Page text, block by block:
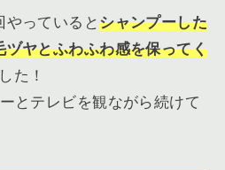
やっているとシャンプーした
ヅヤとふわふわ感を保ってく
た！
とテレビを観ながら続けて